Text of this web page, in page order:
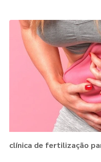
clínica de fertilização